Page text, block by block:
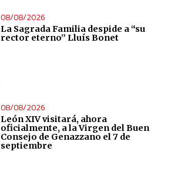
08/08/2026
La Sagrada Familia despide a “su
rector eterno” Lluís Bonet
08/08/2026
León XIV visitará, ahora
oficialmente, a la Virgen del Buen
Consejo de Genazzano el 7 de
septiembre